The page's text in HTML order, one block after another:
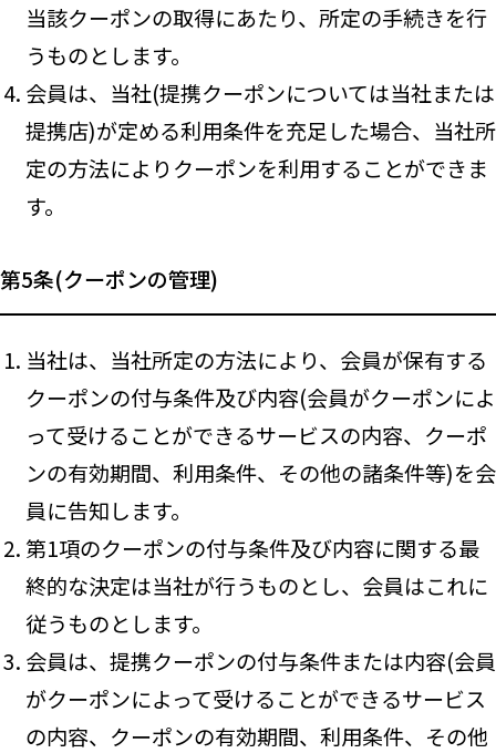
当該クーポンの取得にあたり、所定の手続きを行
うものとします。
会員は、当社(提携クーポンについては当社または
提携店)が定める利用条件を充足した場合、当社所
定の方法によりクーポンを利用することができま
す。
第5条(クーポンの管理)
当社は、当社所定の方法により、会員が保有する
クーポンの付与条件及び内容(会員がクーポンによ
って受けることができるサービスの内容、クーポ
ンの有効期間、利用条件、その他の諸条件等)を会
員に告知します。
第1項のクーポンの付与条件及び内容に関する最
終的な決定は当社が行うものとし、会員はこれに
従うものとします。
会員は、提携クーポンの付与条件または内容(会員
がクーポンによって受けることができるサービス
の内容、クーポンの有効期間、利用条件、その他